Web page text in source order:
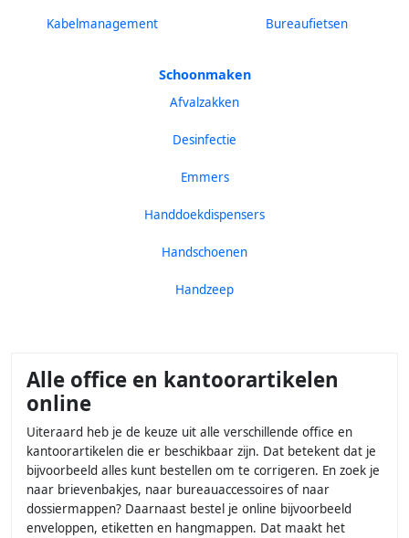
Kabelmanagement Bureaufietsen
Schoonmaken
Afvalzakken
Desinfectie
Emmers
Handdoekdispensers
Handschoenen
Handzeep
Alle office en kantoorartikelen
online
Uiteraard heb je de keuze uit alle verschillende office en
kantoorartikelen die er beschikbaar zijn. Dat betekent dat je
bijvoorbeeld alles kunt bestellen om te corrigeren. En zoek je
naar brievenbakjes, naar bureauaccessoires of naar
dossiermappen? Daarnaast bestel je online bijvoorbeeld
enveloppen, etiketten en hangmappen. Dat maakt het